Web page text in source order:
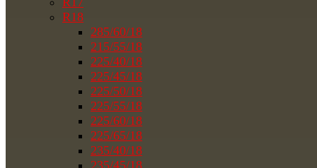
R18
285/60/18
215/55/18
225/40/18
225/45/18
225/50/18
225/55/18
225/60/18
225/65/18
235/40/18
235/45/18